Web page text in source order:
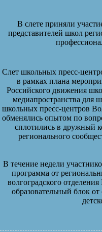
В слете приняли
представителей школ
Слет школьных пресс-
в рамках плана
Российского движения
медиапространства для
школьных пресс-центров
обменялись опытом по
сплотились в дружный
регионального
В течение недели
программа от
волгоградского
образовательный блок